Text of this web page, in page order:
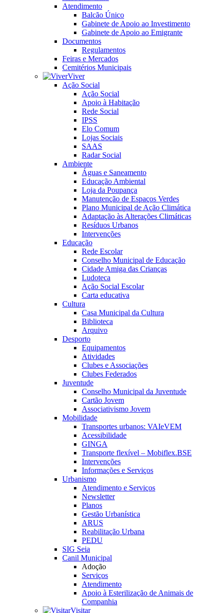
Atendimento
Balcão Único
Gabinete de Apoio ao Investimento
Gabinete de Apoio ao Emigrante
Documentos
Regulamentos
Feiras e Mercados
Cemitérios Municipais
Viver
Ação Social
Ação Social
Apoio à Habitação
Rede Social
IPSS
Elo Comum
Lojas Sociais
SAAS
Radar Social
Ambiente
Águas e Saneamento
Educação Ambiental
Loja da Poupança
Manutenção de Espaços Verdes
Plano Municipal de Ação Climática
Adaptação às Alterações Climáticas
Resíduos Urbanos
Intervenções
Educação
Rede Escolar
Conselho Municipal de Educação
Cidade Amiga das Crianças
Ludoteca
Ação Social Escolar
Carta educativa
Cultura
Casa Municipal da Cultura
Biblioteca
Arquivo
Desporto
Equipamentos
Atividades
Clubes e Associações
Clubes Federados
Juventude
Conselho Municipal da Juventude
Cartão Jovem
Associativismo Jovem
Mobilidade
Transportes urbanos: VAIeVEM
Acessibilidade
GINGA
Transporte flexível – Mobiflex.BSE
Intervenções
Informações e Serviços
Urbanismo
Atendimento e Serviços
Newsletter
Planos
Gestão Urbanística
ARUS
Reabilitação Urbana
PEDU
SIG Seia
Canil Municipal
Adoção
Serviços
Atendimento
Apoio à Esterilização de Animais de
Companhia
Visitar